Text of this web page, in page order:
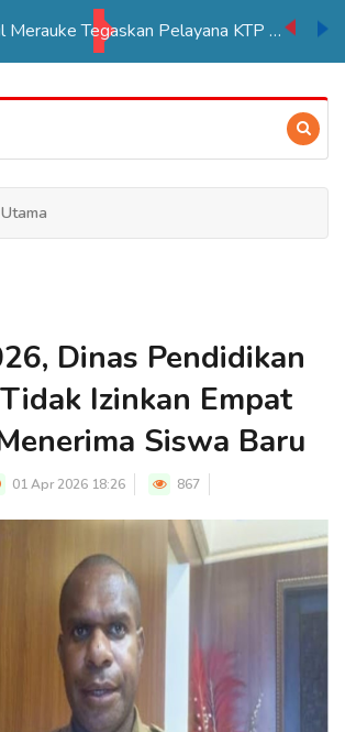
Kadisdukcapil Merauke Tegaskan Pelayana KTP Sesuai SOP
Dinas Pendidikan
Izinkan Empat
Siswa Baru
01 Apr 2026 18:26 867